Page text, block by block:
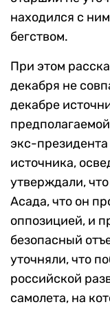
находился с
бегством.
При этом
декабря не
декабре
экс-
источника,
утверждали,
Асада, что он
оппозицией, и
безопасный
уточняли, что
российской
самолета, на